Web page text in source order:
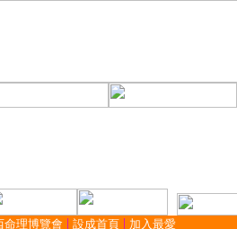
命理博覽會 | 設成首頁 | 加入最愛